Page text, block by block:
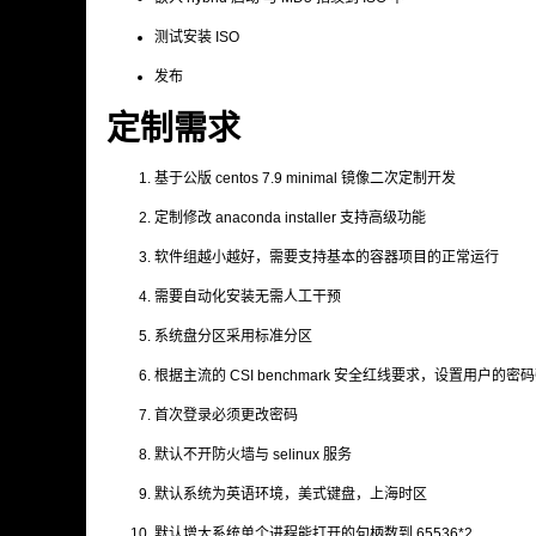
测试安装 ISO
发布
定制需求
基于公版 centos 7.9 minimal 镜像二次定制开发
定制修改 anaconda installer 支持高级功能
软件组越小越好，需要支持基本的容器项目的正常运行
需要自动化安装无需人工干预
系统盘分区采用标准分区
根据主流的 CSI benchmark 安全红线要求，设置用户的密
首次登录必须更改密码
默认不开防火墙与 selinux 服务
默认系统为英语环境，美式键盘，上海时区